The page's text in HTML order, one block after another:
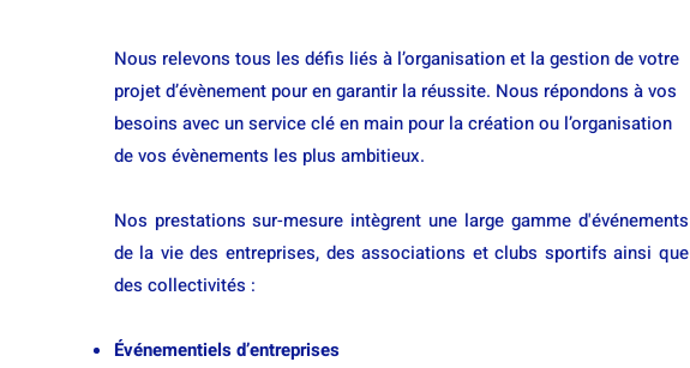
Nous relevons tous les défis liés à l’organisation et la gestion de votre
projet d’évènement pour en garantir la réussite. Nous répondons à vos
besoins avec un service clé en main pour la création ou l’organisation
de vos évènements les plus ambitieux.
Nos prestations sur-mesure intègrent une large gamme d'événements
de la vie des entreprises, des associations et clubs sportifs ainsi que
des collectivités :
Événementiels d’entreprises